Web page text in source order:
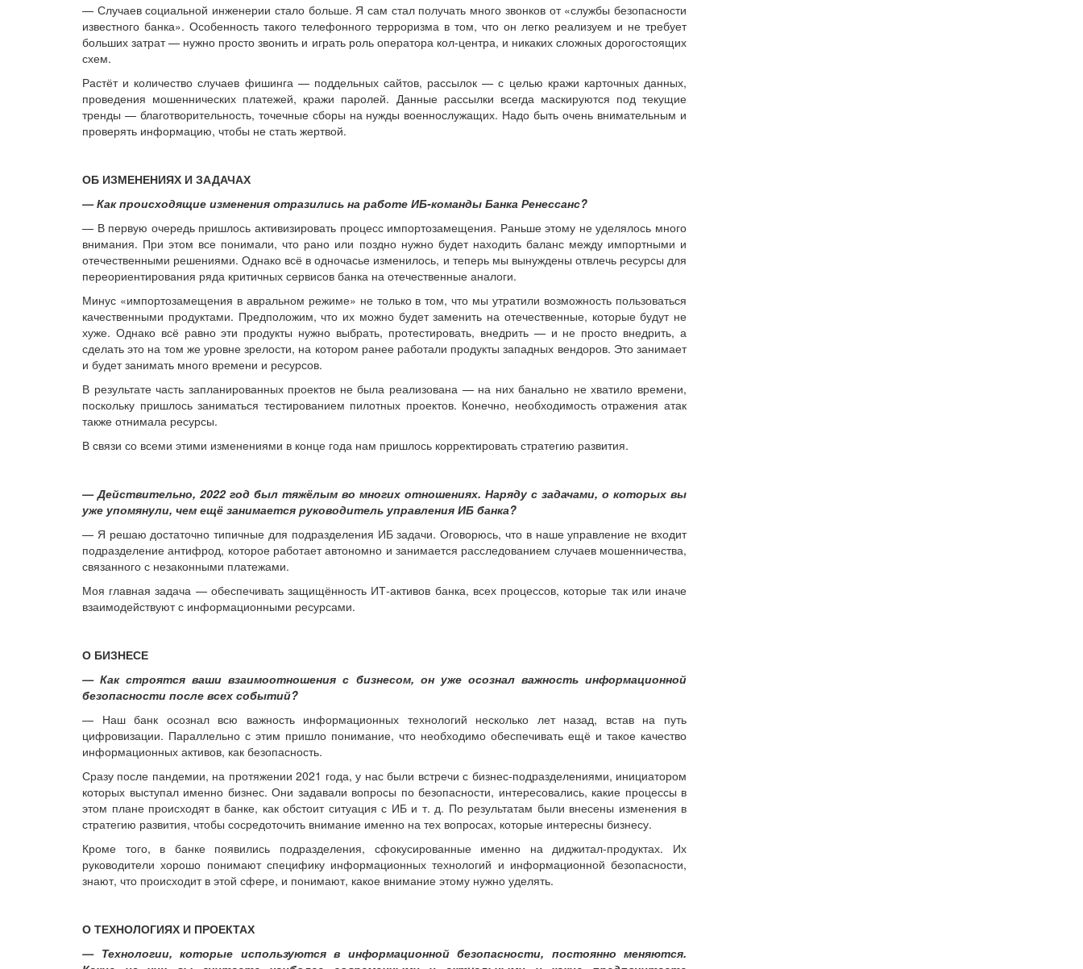
— Случаев социальной инженерии стало больше. Я сам стал получать много звонков от «службы безопасности
известного банка». Особенность такого телефонного терроризма в том, что он легко реализуем и не требует
больших затрат — нужно просто звонить и играть роль оператора кол-центра, и никаких сложных дорогостоящих
схем.
Растёт и количество случаев фишинга — поддельных сайтов, рассылок — с целью кражи карточных данных,
проведения мошеннических платежей, кражи паролей. Данные рассылки всегда маскируются под текущие
тренды — благотворительность, точечные сборы на нужды военнослужащих. Надо быть очень внимательным и
проверять информацию, чтобы не стать жертвой.
ОБ ИЗМЕНЕНИЯХ И ЗАДАЧАХ
— Как происходящие изменения отразились на работе ИБ-команды Банка Ренессанс?
— В первую очередь пришлось активизировать процесс импортозамещения. Раньше этому не уделялось много
внимания. При этом все понимали, что рано или поздно нужно будет находить баланс между импортными и
отечественными решениями. Однако всё в одночасье изменилось, и теперь мы вынуждены отвлечь ресурсы для
переориентирования ряда критичных сервисов банка на отечественные аналоги.
Минус «импортозамещения в авральном режиме» не только в том, что мы утратили возможность пользоваться
качественными продуктами. Предположим, что их можно будет заменить на отечественные, которые будут не
хуже. Однако всё равно эти продукты нужно выбрать, протестировать, внедрить — и не просто внедрить, а
сделать это на том же уровне зрелости, на котором ранее работали продукты западных вендоров. Это занимает
и будет занимать много времени и ресурсов.
В результате часть запланированных проектов не была реализована — на них банально не хватило времени,
поскольку пришлось заниматься тестированием пилотных проектов. Конечно, необходимость отражения атак
также отнимала ресурсы.
В связи со всеми этими изменениями в конце года нам пришлось корректировать стратегию развития.
— Действительно, 2022 год был тяжёлым во многих отношениях. Наряду с задачами, о которых вы
уже упомянули, чем ещё занимается руководитель управления ИБ банка?
— Я решаю достаточно типичные для подразделения ИБ задачи. Оговорюсь, что в наше управление не входит
подразделение антифрод, которое работает автономно и занимается расследованием случаев мошенничества,
связанного с незаконными платежами.
Моя главная задача — обеспечивать защищённость ИТ-активов банка, всех процессов, которые так или иначе
взаимодействуют с информационными ресурсами.
О БИЗНЕСЕ
— Как строятся ваши взаимоотношения с бизнесом, он уже осознал важность информационной
безопасности после всех событий?
— Наш банк осознал всю важность информационных технологий несколько лет назад, встав на путь
цифровизации. Параллельно с этим пришло понимание, что необходимо обеспечивать ещё и такое качество
информационных активов, как безопасность.
Сразу после пандемии, на протяжении 2021 года, у нас были встречи с бизнес-подразделениями, инициатором
которых выступал именно бизнес. Они задавали вопросы по безопасности, интересовались, какие процессы в
этом плане происходят в банке, как обстоит ситуация с ИБ и т. д. По результатам были внесены изменения в
стратегию развития, чтобы сосредоточить внимание именно на тех вопросах, которые интересны бизнесу.
Кроме того, в банке появились подразделения, сфокусированные именно на диджитал-продуктах. Их
руководители хорошо понимают специфику информационных технологий и информационной безопасности,
знают, что происходит в этой сфере, и понимают, какое внимание этому нужно уделять.
О ТЕХНОЛОГИЯХ И ПРОЕКТАХ
— Технологии, которые используются в информационной безопасности, постоянно меняются.